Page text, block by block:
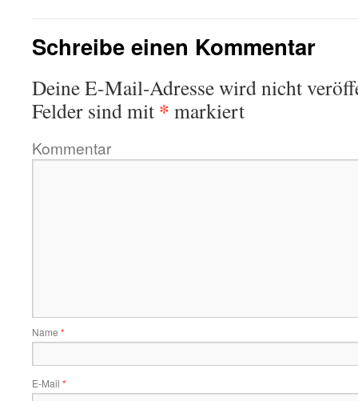
Schreibe einen Kommentar
Deine E-Mail-Adresse wird nicht
Felder sind mit * markiert
Kommentar
Name *
E-Mail *